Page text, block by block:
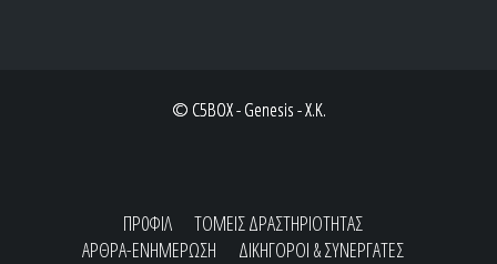
© C5BOX - Genesis - X.K.
ΠΡ0ΦΙΛ
ΤΟΜΕΙΣ ΔΡΑΣΤΗΡΙΟΤΗΤΑΣ
ΑΡΘΡΑ-ΕΝΗΜΕΡΩΣΗ
ΔΙΚΗΓΟΡΟΙ & ΣΥΝΕΡΓΑΤΕΣ